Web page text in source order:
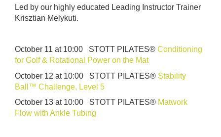
Led by our highly educated Leading Instructor Trainer
Krisztian Melykuti.
October 11 at 10:00 STOTT PILATES® Conditioning
for Golf & Rotational Power on the Mat
October 12 at 10:00 STOTT PILATES® Stability
Ball™ Challenge, Level 5
October 13 at 10:00 STOTT PILATES® Matwork
Flow with Ankle Tubing